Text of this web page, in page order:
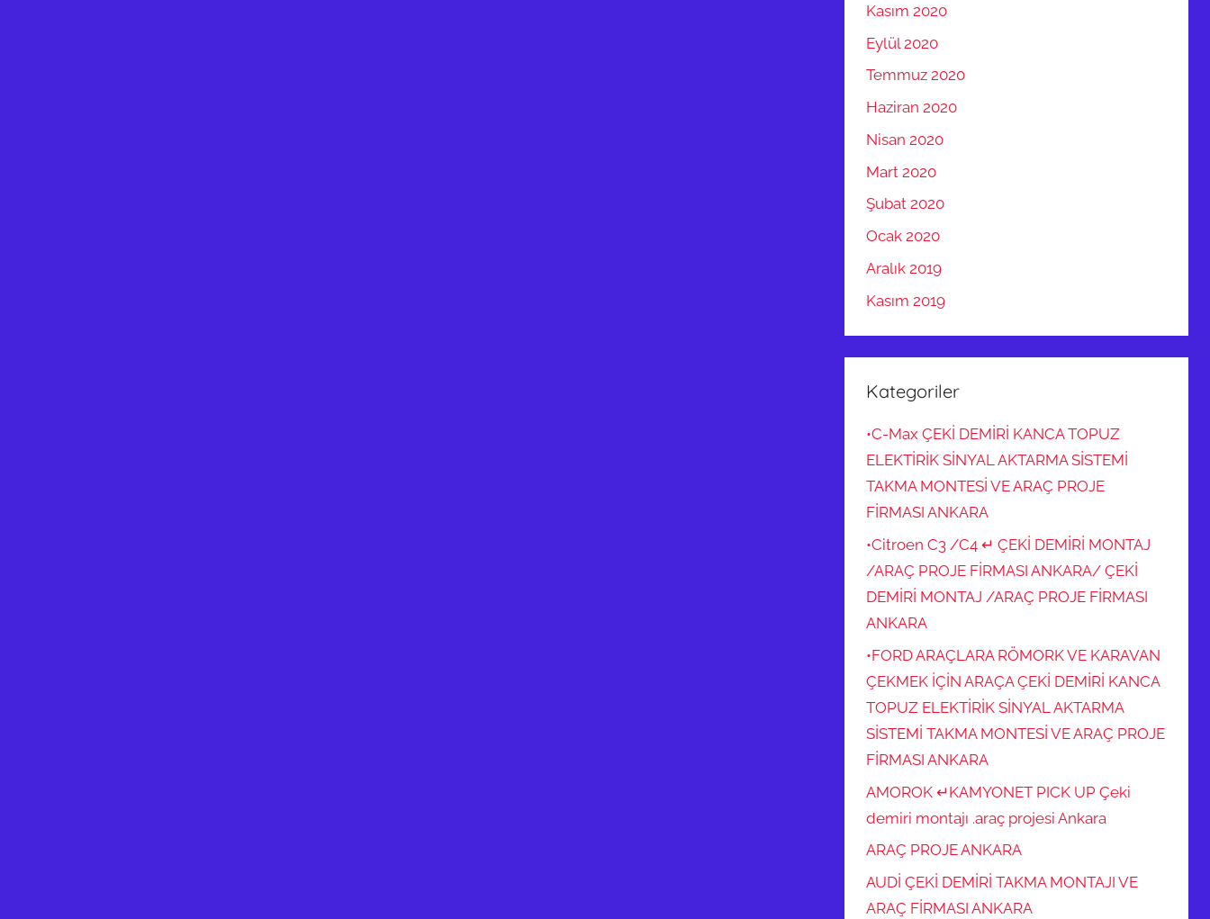
Kasım 2020
Eylül 2020
Temmuz 2020
Haziran 2020
Nisan 2020
Mart 2020
Şubat 2020
Ocak 2020
Aralık 2019
Kasım 2019
Kategoriler
•C-Max ÇEKİ DEMİRİ KANCA TOPUZ
ELEKTİRİK SİNYAL AKTARMA SİSTEMİ
TAKMA MONTESİ VE ARAÇ PROJE
FİRMASI ANKARA
•Citroen C3 /C4 ↵ ÇEKİ DEMİRİ MONTAJ
/ARAÇ PROJE FİRMASI ANKARA/ ÇEKİ
DEMİRİ MONTAJ /ARAÇ PROJE FİRMASI
ANKARA
•FORD ARAÇLARA RÖMORK VE KARAVAN
ÇEKMEK İÇİN ARAÇA ÇEKİ DEMİRİ KANCA
TOPUZ ELEKTİRİK SİNYAL AKTARMA
SİSTEMİ TAKMA MONTESİ VE ARAÇ PROJE
FİRMASI ANKARA
AMOROK ↵KAMYONET PICK UP Çeki
demiri montajı .araç projesi Ankara
ARAÇ PROJE ANKARA
AUDİ ÇEKİ DEMİRİ TAKMA MONTAJI VE
ARAÇ FİRMASI ANKARA